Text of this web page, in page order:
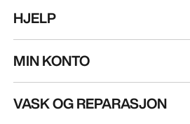
HJELP
MIN KONTO
VASK OG REPARASJON